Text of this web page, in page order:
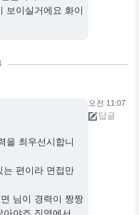
보이실거에요 화이
을 최우선시합니
는 편이라 면접만
님이 경력이 짱짱
오전 11:07
답글